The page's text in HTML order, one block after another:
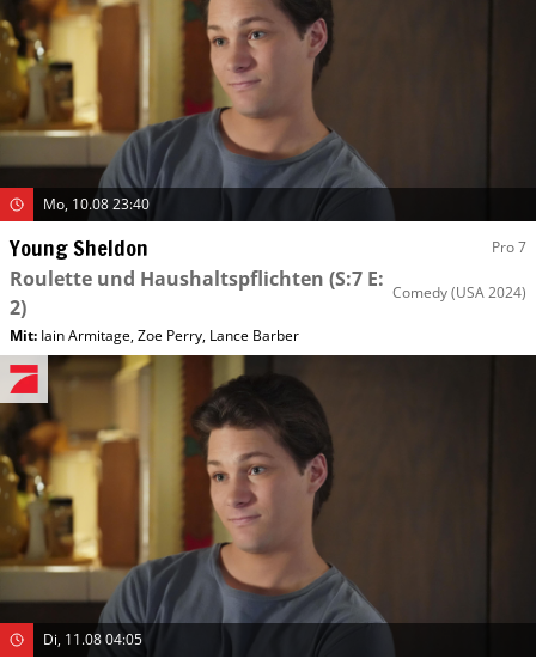
Mo, 10.08 23:40
Young Sheldon Pro 7
Roulette und Haushaltspflichten (S:7 E:
2)
Comedy(USA 2024)
Mit: Iain Armitage,Zoe Perry, Lance Barber
Di, 11.08 04:05